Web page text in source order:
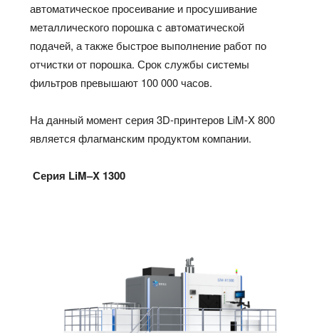
автоматическое просеивание и просушивание
металлического порошка с автоматической
подачей, а также быстрое выполнение работ по
отчистки от порошка. Срок службы системы
фильтров превышают 100 000 часов.
На данный момент серия 3D-принтеров LiM-X 800
является флагманским продуктом компании.
Серия LiM–X 1300